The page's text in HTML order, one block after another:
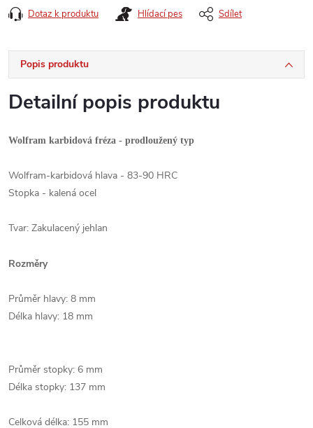
Dotaz k produktu Hlídací pes Sdílet
Popis produktu
Detailní popis produktu
Wolfram karbidová fréza - prodloužený typ
Wolfram-karbidová hlava - 83-90 HRC
Stopka - kalená ocel
Tvar: Zakulacený jehlan
Rozměry
Průměr hlavy: 8 mm
Délka hlavy: 18 mm
Průměr stopky: 6 mm
Délka stopky: 137 mm
Celková délka: 155 mm